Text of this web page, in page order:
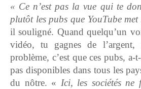
« Ce n’est pas la vue qui te
plutôt les pubs que YouTube met
il souligné. Quand quelqu’un
vidéo, tu gagnes de
problème, c’est que ces pubs,
pas disponibles dans tous les
du nôtre. « Ici, les sociétés ne